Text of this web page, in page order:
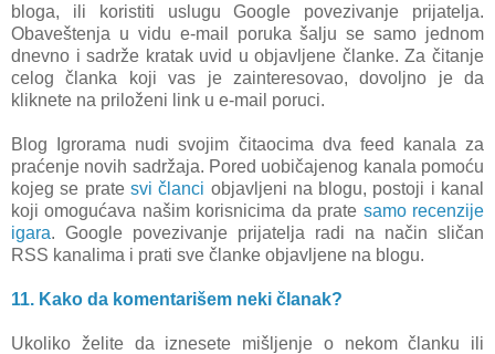
bloga, ili koristiti uslugu Google povezivanje prijatelja.
Obaveštenja u vidu e-mail poruka šalju se samo jednom
dnevno i sadrže kratak uvid u objavljene članke. Za čitanje
celog članka koji vas je zainteresovao, dovoljno je da
kliknete na priloženi link u e-mail poruci.
Blog Igrorama nudi svojim čitaocima dva feed kanala za
praćenje novih sadržaja. Pored uobičajenog kanala pomoću
kojeg se prate svi članci objavljeni na blogu, postoji i kanal
koji omogućava našim korisnicima da prate samo recenzije
igara. Google povezivanje prijatelja radi na način sličan
RSS kanalima i prati sve članke objavljene na blogu.
11. Kako da komentarišem neki članak?
Ukoliko želite da iznesete mišljenje o nekom članku ili